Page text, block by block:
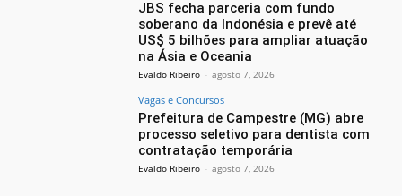
JBS fecha parceria com fundo
soberano da Indonésia e prevê até
US$ 5 bilhões para ampliar atuação
na Ásia e Oceania
Evaldo Ribeiro - agosto 7, 2026
Vagas e Concursos
Prefeitura de Campestre (MG) abre
processo seletivo para dentista com
contratação temporária
Evaldo Ribeiro - agosto 7, 2026